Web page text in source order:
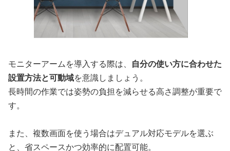
モニターアームを導入する際は、 自分の使い方に合わせた
設置方法と可動域を意識しましょう。
長時間の作業では姿勢の負担を減らせる高さ調整が重要で
す。
また、複数画面を使う場合はデュアル対応モデルを選ぶ
と、省スペースかつ効率的に配置可能。